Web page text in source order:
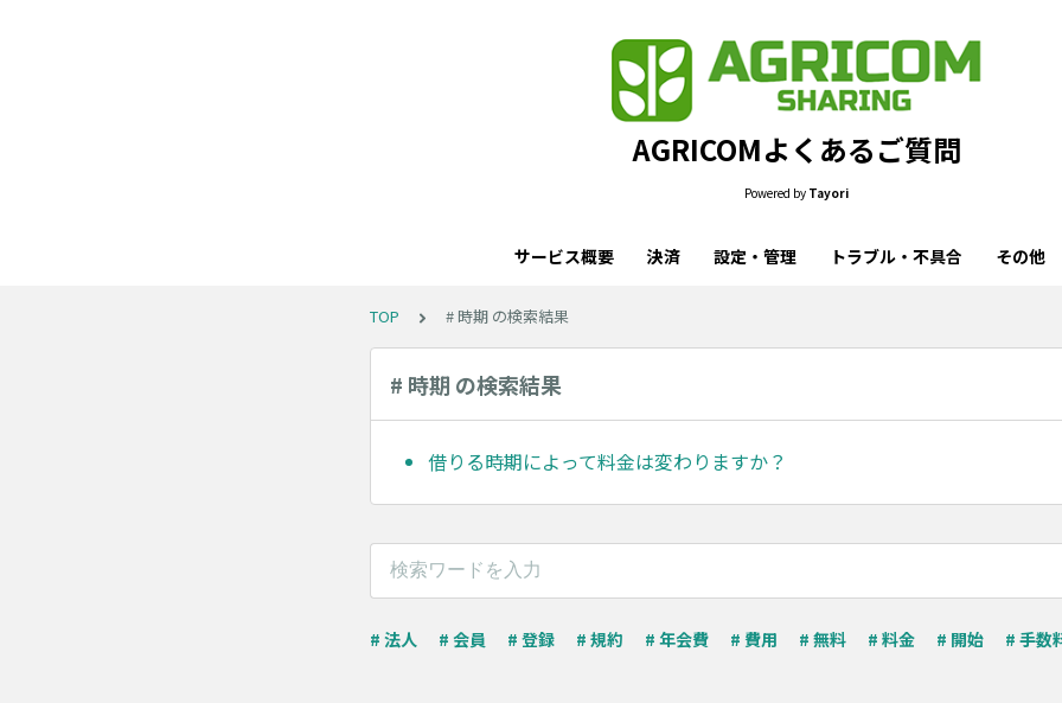
AGRICOMよくあるご質問
Powered by Tayori
サービス概要 決済 設定・管理 トラブル・不具合 その他
TOP # 時期 の検索結果
# 時期 の検索結果
借りる時期によって料金は変わりますか？
# 法人 # 会員 # 登録 # 規約 # 年会費 # 費用 # 無料 # 料金 # 開始 # 手数